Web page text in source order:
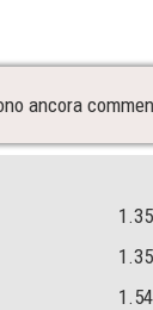
ancora